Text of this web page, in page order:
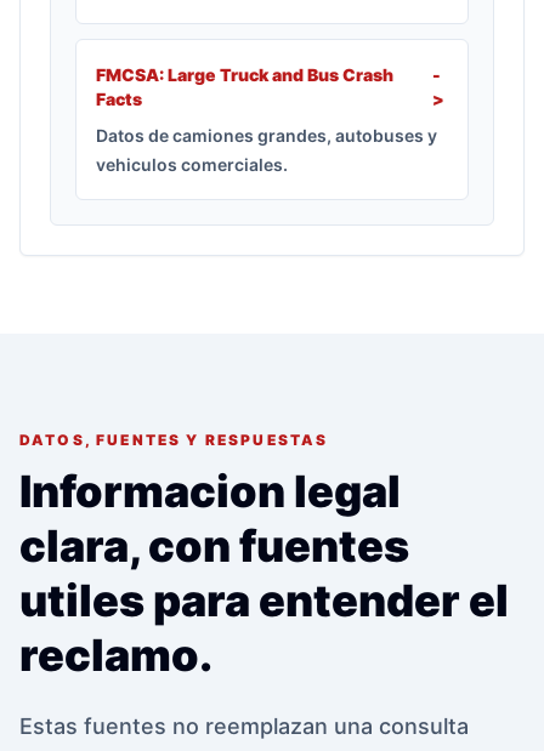
FMCSA: Large Truck and Bus Crash
Facts
-
>
Datos de camiones grandes, autobuses y
vehiculos comerciales.
DATOS, FUENTES Y RESPUESTAS
Informacion legal
clara, con fuentes
utiles para entender el
reclamo.
Estas fuentes no reemplazan una consulta